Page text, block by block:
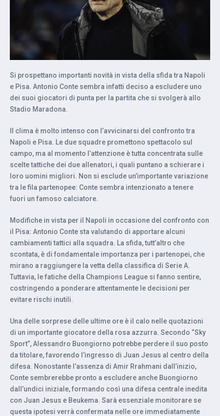
Si prospettano importanti novità in vista della sfida tra Napoli
e Pisa. Antonio Conte sembra infatti deciso a escludere uno
dei suoi giocatori di punta per la partita che si svolgerà allo
Stadio Maradona.
Il clima è molto intenso con l’avvicinarsi del confronto tra
Napoli e Pisa. Le due squadre promettono spettacolo sul
campo, ma al momento l’attenzione è tutta concentrata sulle
scelte tattiche dei due allenatori, i quali puntano a schierare i
loro uomini migliori. Non si esclude un’importante variazione
tra le fila partenopee: Conte sembra intenzionato a tenere
fuori un famoso calciatore.
Modifiche in vista per il Napoli in occasione del confronto con
il Pisa: Antonio Conte sta valutando di apportare alcuni
cambiamenti tattici alla squadra. La sfida, tutt’altro che
scontata, è di fondamentale importanza per i partenopei, che
mirano a raggiungere la vetta della classifica di Serie A.
Tuttavia, le fatiche della Champions League si fanno sentire,
costringendo a ponderare attentamente le decisioni per
evitare rischi inutili.
Una delle sorprese delle ultime ore è il calo nelle quotazioni
di un importante giocatore della rosa azzurra. Secondo “Sky
Sport”, Alessandro Buongiorno potrebbe perdere il suo posto
da titolare, favorendo l’ingresso di Juan Jesus al centro della
difesa. Nonostante l’assenza di Amir Rrahmani dall’inizio,
Conte sembrerebbe pronto a escludere anche Buongiorno
dall’undici iniziale, formando così una difesa centrale inedita
con Juan Jesus e Beukema. Sarà essenziale monitorare se
questa ipotesi verrà confermata nelle ore immediatamente